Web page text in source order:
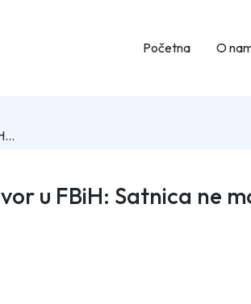
Početna O
Potpisan kolektivni ugovor u FBiH: Satnica ne može biti niža od 6.37 KM
u FBiH: Satnica ne